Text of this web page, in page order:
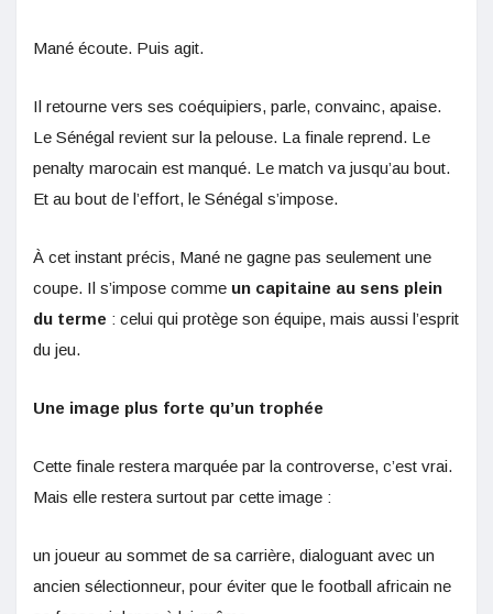
Mané écoute. Puis agit.
Il retourne vers ses coéquipiers, parle, convainc, apaise.
Le Sénégal revient sur la pelouse. La finale reprend. Le
penalty marocain est manqué. Le match va jusqu’au bout.
Et au bout de l’effort, le Sénégal s’impose.
À cet instant précis, Mané ne gagne pas seulement une
coupe. Il s’impose comme un capitaine au sens plein
du terme : celui qui protège son équipe, mais aussi l’esprit
du jeu.
Une image plus forte qu’un trophée
Cette finale restera marquée par la controverse, c’est vrai.
Mais elle restera surtout par cette image :
un joueur au sommet de sa carrière, dialoguant avec un
ancien sélectionneur, pour éviter que le football africain ne